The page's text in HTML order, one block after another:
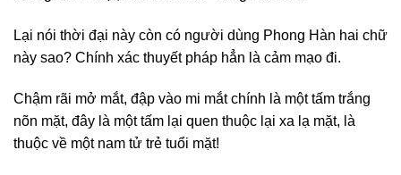
Lại nói thời đại này còn có người dùng Phong Hàn hai chữ
này sao? Chính xác thuyết pháp hẳn là cảm mạo đi.
Chậm rãi mở mắt, đập vào mi mắt chính là một tấm trắng
nõn mặt, đây là một tấm lại quen thuộc lại xa lạ mặt, là
thuộc về một nam tử trẻ tuổi mặt!